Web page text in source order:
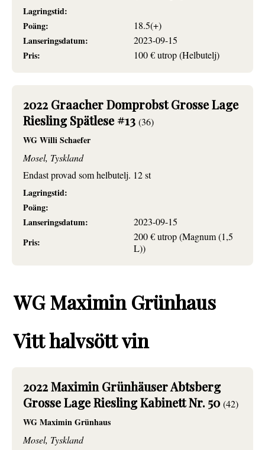
Lagringstid:
Poäng:
18.5(+)
Lanseringsdatum:
2023-09-15
Pris:
100 € utrop (Helbutelj)
2022 Graacher Domprobst Grosse Lage
Riesling Spätlese #13 (36)
WG Willi Schaefer
Mosel, Tyskland
Endast provad som helbutelj. 12 st
Lagringstid:
Poäng:
Lanseringsdatum:
2023-09-15
Pris:
200 € utrop (Magnum (1,5
L))
WG Maximin Grünhaus
Vitt halvsött vin
2022 Maximin Grünhäuser Abtsberg
Grosse Lage Riesling Kabinett Nr. 50 (42)
WG Maximin Grünhaus
Mosel, Tyskland